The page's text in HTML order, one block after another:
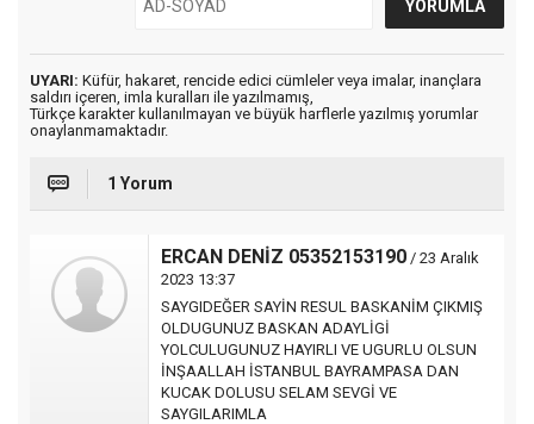
UYARI: Küfür, hakaret, rencide edici cümleler veya imalar, inançlara
saldırı içeren, imla kuralları ile yazılmamış,
Türkçe karakter kullanılmayan ve büyük harflerle yazılmış yorumlar
onaylanmamaktadır.
1 Yorum
ERCAN DENİZ 05352153190 / 23 Aralık
2023 13:37
SAYGIDEĞER SAYİN RESUL BASKANİM ÇIKMIŞ
OLDUGUNUZ BASKAN ADAYLİGİ
YOLCULUGUNUZ HAYIRLI VE UGURLU OLSUN
İNŞAALLAH İSTANBUL BAYRAMPASA DAN
KUCAK DOLUSU SELAM SEVGİ VE
SAYGILARIMLA